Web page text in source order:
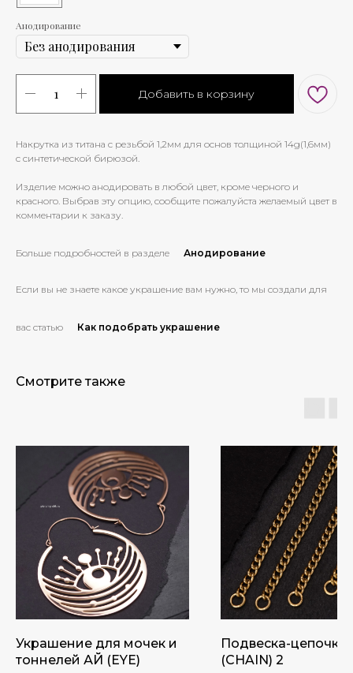
Анодирование
Добавить в корзину
Накрутка из титана с резьбой 1,2мм для основ толщиной 14g(1,6мм)
с синтетической бирюзой.
Изделие можно анодировать в любой цвет, кроме черного и
красного. Выбрав эту опцию, сообщите пожалуйста желаемый цвет в
комментарии к заказу.
Больше подробностей в разделе Анодирование
Если вы не знаете какое украшение вам нужно, то мы создали для
вас статью Как подобрать украшение
Смотрите также
Украшение для мочек и
тоннелей АЙ (EYE)
Подвеска-
(CHAIN) 2